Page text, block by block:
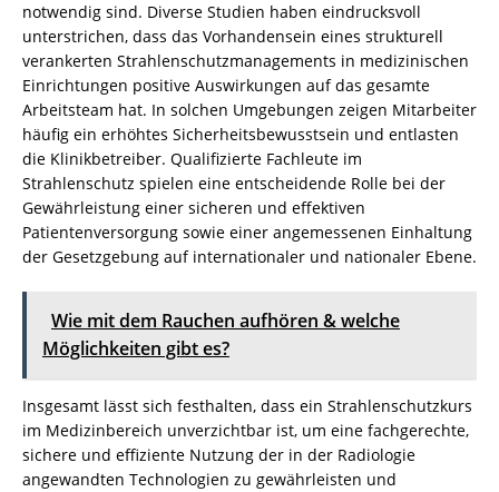
notwendig sind. Diverse Studien haben eindrucksvoll
unterstrichen, dass das Vorhandensein eines strukturell
verankerten Strahlenschutzmanagements in medizinischen
Einrichtungen positive Auswirkungen auf das gesamte
Arbeitsteam hat. In solchen Umgebungen zeigen Mitarbeiter
häufig ein erhöhtes Sicherheitsbewusstsein und entlasten
die Klinikbetreiber. Qualifizierte Fachleute im
Strahlenschutz spielen eine entscheidende Rolle bei der
Gewährleistung einer sicheren und effektiven
Patientenversorgung sowie einer angemessenen Einhaltung
der Gesetzgebung auf internationaler und nationaler Ebene.
Wie mit dem Rauchen aufhören & welche
Möglichkeiten gibt es?
Insgesamt lässt sich festhalten, dass ein Strahlenschutzkurs
im Medizinbereich unverzichtbar ist, um eine fachgerechte,
sichere und effiziente Nutzung der in der Radiologie
angewandten Technologien zu gewährleisten und